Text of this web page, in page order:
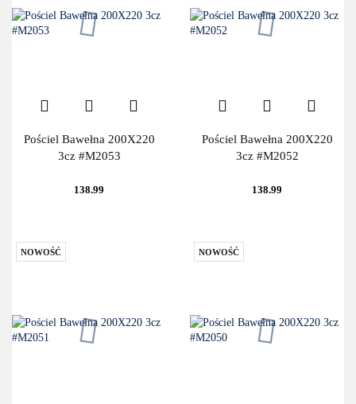
Pościel Bawełna 200X220
3cz #M2053
138.99
Pościel Bawełna 200X220
3cz #M2052
138.99
NOWOŚĆ NOWOŚĆ